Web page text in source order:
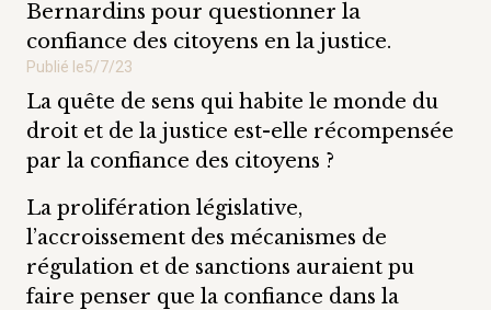
Bernardins pour questionner la
confiance des citoyens en la justice.
Publié le5/7/23
La quête de sens qui habite le monde du
droit et de la justice est-elle récompensée
par la confiance des citoyens ?
La prolifération législative,
l’accroissement des mécanismes de
régulation et de sanctions auraient pu
faire penser que la confiance dans la